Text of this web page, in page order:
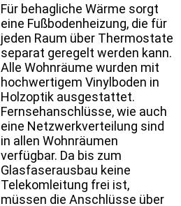
Für behagliche Wärme sorgt
eine Fußbodenheizung, die für
jeden Raum über Thermostate
separat geregelt werden kann.
Alle Wohnräume wurden mit
hochwertigem Vinylboden in
Holzoptik ausgestattet.
Fernsehanschlüsse, wie auch
eine Netzwerkverteilung sind
in allen Wohnräumen
verfügbar. Da bis zum
Glasfaserausbau keine
Telekomleitung frei ist,
müssen die Anschlüsse über